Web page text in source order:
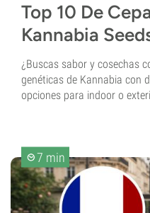
Top 10 De
Kannabia
¿Buscas sabor y cosechas
genéticas de Kannabia con
opciones para indoor o
7 min